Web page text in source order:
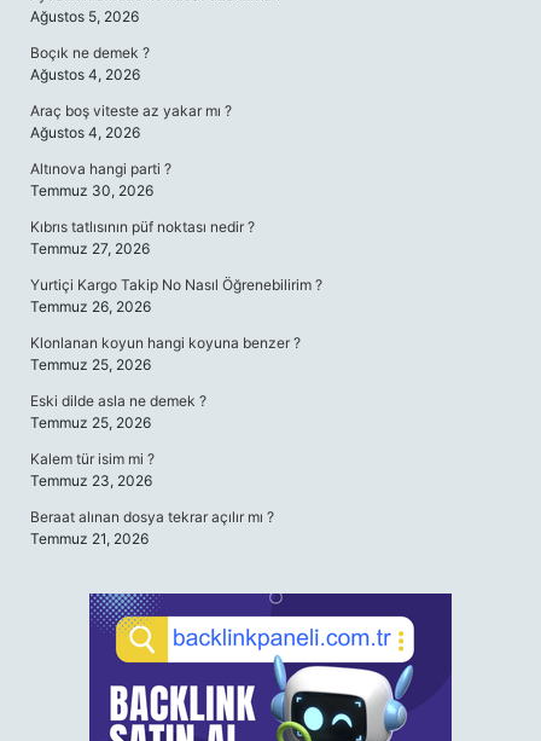
Ağustos 5, 2026
Boçık ne demek ?
Ağustos 4, 2026
Araç boş viteste az yakar mı ?
Ağustos 4, 2026
Altınova hangi parti ?
Temmuz 30, 2026
Kıbrıs tatlısının püf noktası nedir ?
Temmuz 27, 2026
Yurtiçi Kargo Takip No Nasıl Öğrenebilirim ?
Temmuz 26, 2026
Klonlanan koyun hangi koyuna benzer ?
Temmuz 25, 2026
Eski dilde asla ne demek ?
Temmuz 25, 2026
Kalem tür isim mi ?
Temmuz 23, 2026
Beraat alınan dosya tekrar açılır mı ?
Temmuz 21, 2026